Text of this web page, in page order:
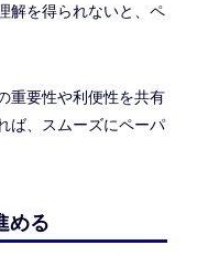
解を得られないと、ペ
重要性や利便性を共有
ば、スムーズにペーパ
める